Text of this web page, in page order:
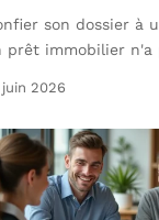
son dossier à
prêt immobilier n'a
juin 2026